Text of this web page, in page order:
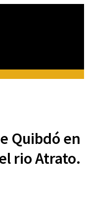
Quibdó en
rio Atrato.